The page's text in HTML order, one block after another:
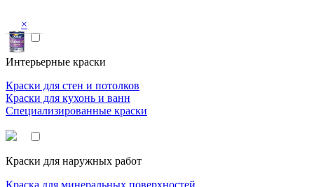
×
Интерьерные краски
Краски для стен и потолков
Краски для кухонь и ванн
Специализированные краски
Краски для наружных работ
Краска для минеральных поверхностей